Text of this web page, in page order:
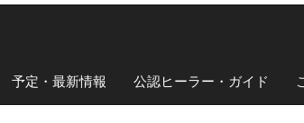
予定・最新情報 公認ヒーラー・ガイド